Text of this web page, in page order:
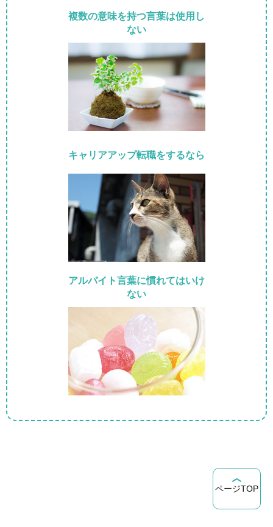
複数の意味を持つ言葉は使用し
ない
キャリアアップ転職をするなら
アルバイト言葉に慣れてはいけ
ない
ページTOP